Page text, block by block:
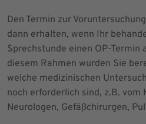
Den Termin zur
dann erhalten, wenn Ihr
Sprechstunde einen OP-Termin
diesem Rahmen wurden Sie
welche medizinischen
noch erforderlich sind, z.B. vom
Neurologen, Gefäßchirurgen,